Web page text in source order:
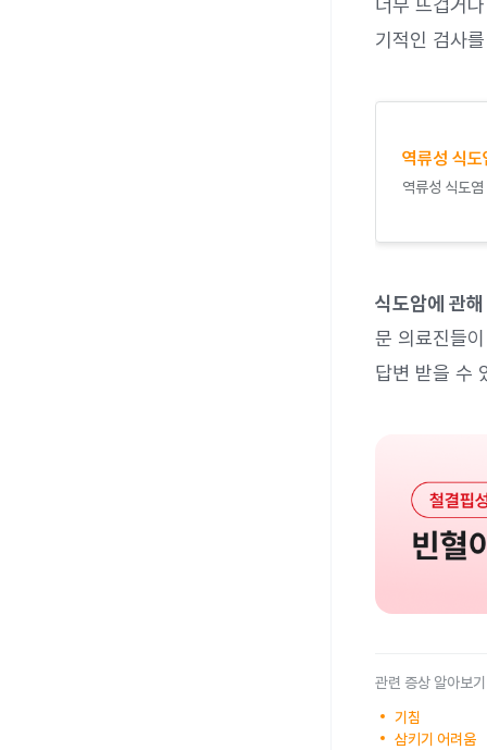
너무 뜨겁거
기적인 검사
역류성 식
역류성 식도
식도암에 관
문 의료진들
답변 받을 수
관련 증상 알아보기
기침
삼키기 어려움